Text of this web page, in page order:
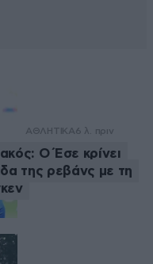
ΑΘΛΗΤΙΚΑ6 λ. πριν
Ο Έσε κρίνει
της ρεβάνς με τη